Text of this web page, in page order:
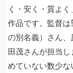
く・安く・質よ
作品です。監督
の別名義）さん
田茂さんが担当
めていない数少